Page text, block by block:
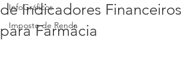
InfoGráficos
Imposto de Renda
de Indicadores Financeiros
para Farmácia